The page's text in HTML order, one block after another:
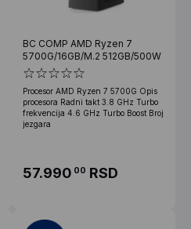
BC COMP AMD Ryzen 7
5700G/16GB/M.2 512GB/500W
Procesor AMD Ryzen 7 5700G Opis
procesora Radni takt 3.8 GHz Turbo
frekvencija 4.6 GHz Turbo Boost Broj
jezgara
57.990 00 RSD